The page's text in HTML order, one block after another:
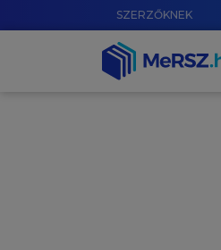
SZERZŐKNEK